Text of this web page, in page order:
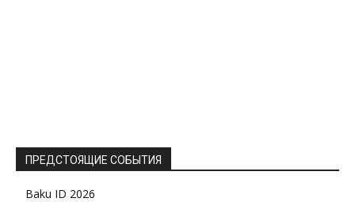
ПРЕДСТОЯЩИЕ СОБЫТИЯ
Baku ID 2026